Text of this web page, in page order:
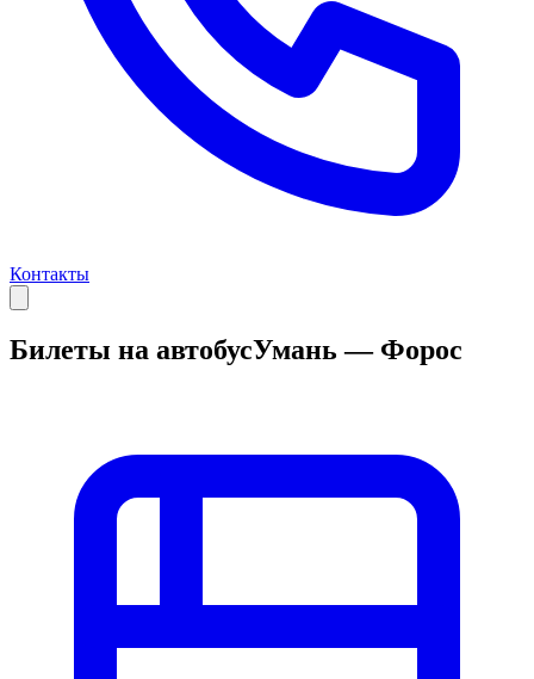
Контакты
Билеты на автобусУмань — Форос